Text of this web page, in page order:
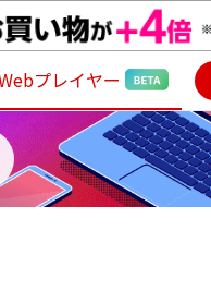
プレイヤー